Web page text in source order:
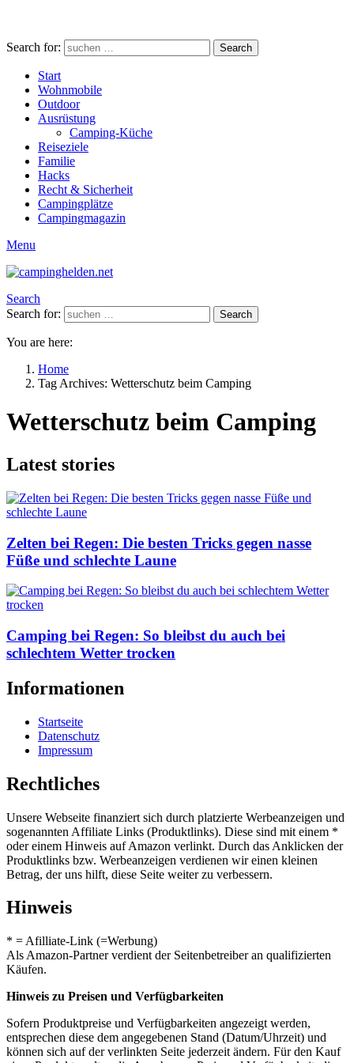
Search for: Search
Start
Wohnmobile
Outdoor
Ausrüstung
Camping-Küche
Reiseziele
Familie
Hacks
Recht & Sicherheit
Campingplätze
Campingmagazin
Menu
Search
Search for:
Search
You are here:
Home
Tag Archives: Wetterschutz beim Camping
Wetterschutz beim Camping
Latest stories
Zelten bei Regen: Die besten Tricks gegen nasse
Füße und schlechte Laune
Camping bei Regen: So bleibst du auch bei
schlechtem Wetter trocken
Informationen
Startseite
Datenschutz
Impressum
Rechtliches
Unsere Webseite finanziert sich durch platzierte Werbeanzeigen und
sogenannten Affiliate Links (Produktlinks). Diese sind mit einem *
oder einem Hinweis auf Amazon verlinkt. Durch das Anklicken der
Produktlinks bzw. Werbeanzeigen verdienen wir einen kleinen
Betrag, der uns hilft, diese Seite weiter zu verbessern.
Hinweis
* = Afilliate-Link (=Werbung)
Als Amazon-Partner verdient der Seitenbetreiber an qualifizierten
Käufen.
Hinweis zu Preisen und Verfügbarkeiten
Sofern Produktpreise und Verfügbarkeiten angezeigt werden,
entsprechen diese dem angegebenen Stand (Datum/Uhrzeit) und
können sich auf der verlinkten Seite jederzeit ändern. Für den Kauf